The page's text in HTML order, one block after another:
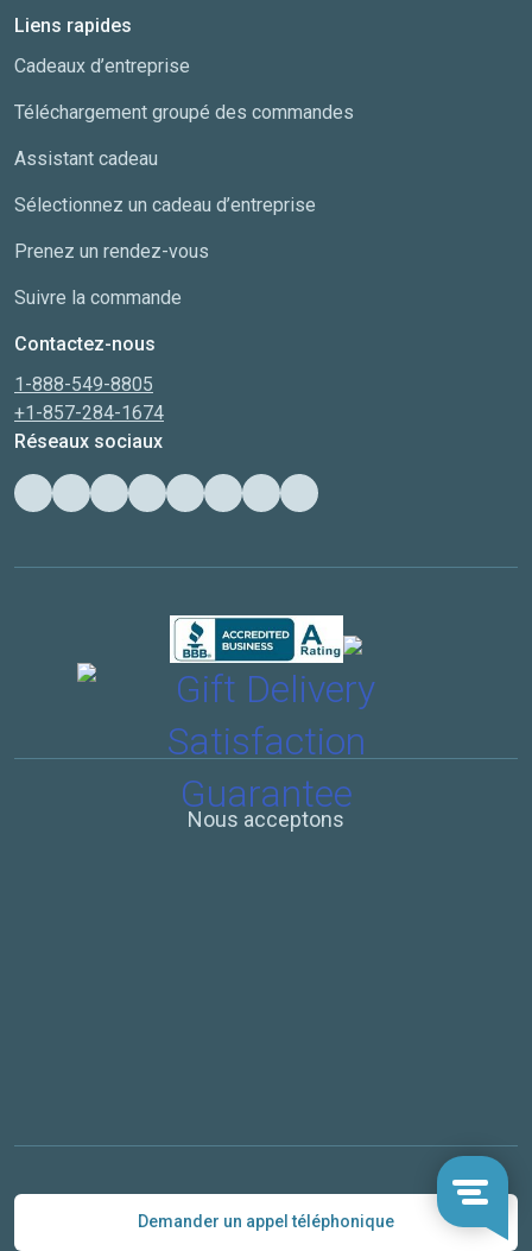
Liens rapides
Cadeaux d’entreprise
Téléchargement groupé des commandes
Assistant cadeau
Sélectionnez un cadeau d’entreprise
Prenez un rendez-vous
Suivre la commande
Contactez-nous
1-888-549-8805
+1-857-284-1674
Réseaux sociaux
Nous acceptons
Demander un appel téléphonique